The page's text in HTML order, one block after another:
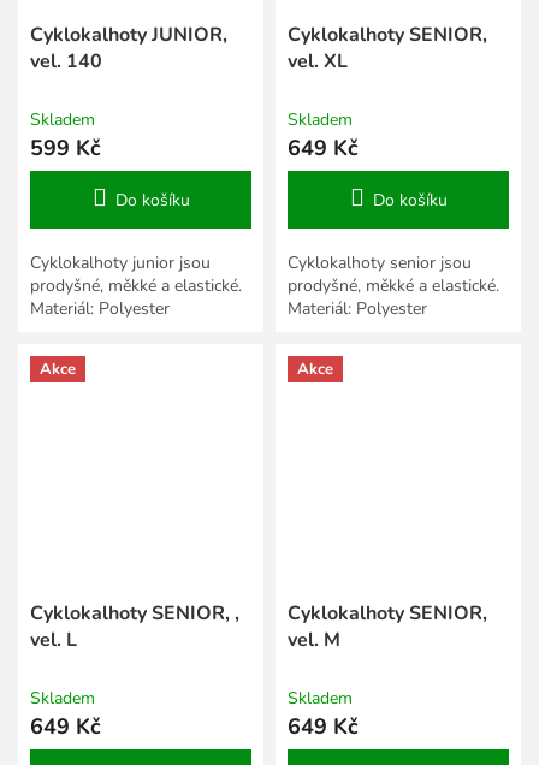
Cyklokalhoty JUNIOR,
vel. 140
Skladem
599 Kč
Do košíku
Cyklokalhoty junior jsou
prodyšné, měkké a elastické.
Materiál: Polyester
Cyklokalhoty SENIOR,
vel. XL
Skladem
649 Kč
Do košíku
Cyklokalhoty senior jsou
prodyšné, měkké a elastické.
Materiál: Polyester
Akce
Cyklokalhoty SENIOR, ,
vel. L
Skladem
649 Kč
Akce
Cyklokalhoty SENIOR,
vel. M
Skladem
649 Kč